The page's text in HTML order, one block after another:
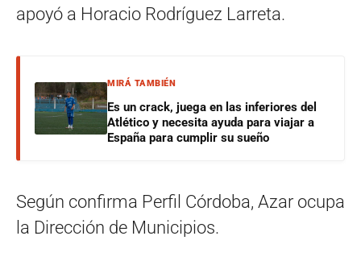
apoyó a Horacio Rodríguez Larreta.
MIRÁ TAMBIÉN
Es un crack, juega en las inferiores del
Atlético y necesita ayuda para viajar a
España para cumplir su sueño
Según confirma Perfil Córdoba, Azar ocupa
la Dirección de Municipios.